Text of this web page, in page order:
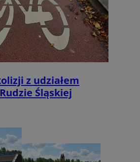
z udziałem
Śląskiej